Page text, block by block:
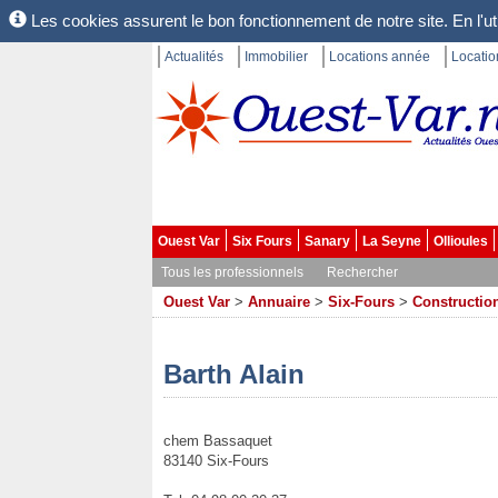
Les cookies assurent le bon fonctionnement de notre site. En
Actualités Immobilier Locations année
Ouest Var Six Fours Sanary La Seyne Ollioules
Tous les professionnels
Rechercher
Ouest Var > Annuaire > Six-Fours >
Barth Alain
chem Bassaquet
83140 Six-Fours